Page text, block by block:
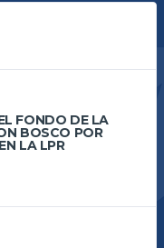
FONDO DE LA
BOSCO POR
LA LPR